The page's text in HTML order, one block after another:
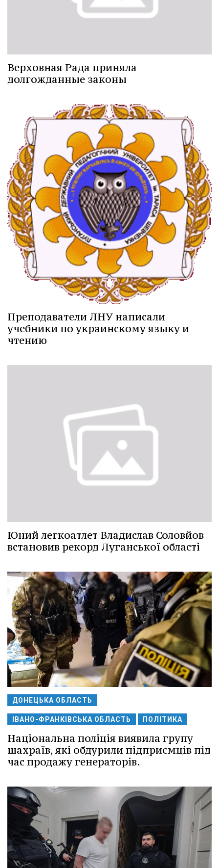
Верховная Рада приняла
долгожданные законы
Преподаватели ЛНУ написали
учебники по украинскому языку и
чтению
Юний легкоатлет Владислав Соловйов
встановив рекорд Луганської області
ДОНЕЦЬКА ОБЛАСТЬ
ІВАНО-ФРАНКІВСЬКА ОБЛАСТЬ ПОЛІТИКА
Національна поліція виявила групу
шахраїв, які обдурили підприємців під
час продажу генераторів.